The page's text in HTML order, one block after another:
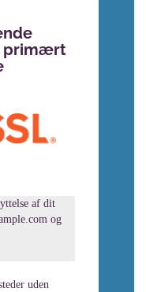
primært
af dit
og
uden